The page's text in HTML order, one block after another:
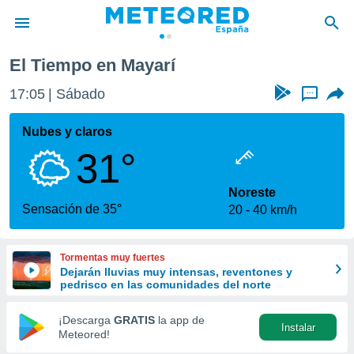
de
por
que se
calidad.
a este
las
y
forma
digital
basada
El Tiempo en Mayarí
17:05 Sábado ...
Nubes y claros
31°
Sensación de 35°
Noreste
20
40 km/h
Tormentas muy fuertes
Dejarán lluvias muy intensas, reventones y
pedrisco en las comunidades del norte
¡Descarga GRATIS la app de
Meteored!
Instalar